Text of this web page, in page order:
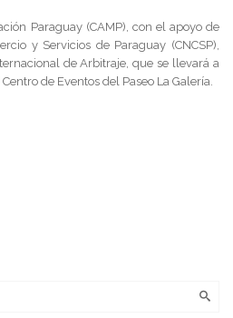
Paraguay (CAMP), con el apoyo de
y Servicios de Paraguay (CNCSP),
de Arbitraje, que se llevará a
de Eventos del Paseo La Galería.